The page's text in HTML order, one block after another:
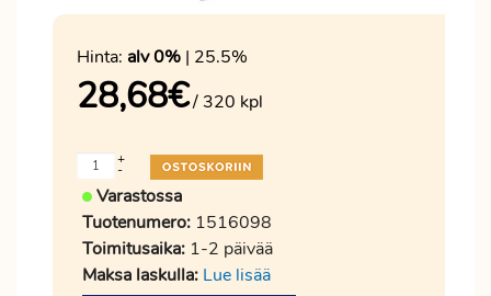
Hinta: alv 0% | 25.5%
28,68€/ 320 kpl
-
+
Varastossa
Tuotenumero: 1516098
Toimitusaika: 1-2 päivää
Maksa laskulla: Lue lisää